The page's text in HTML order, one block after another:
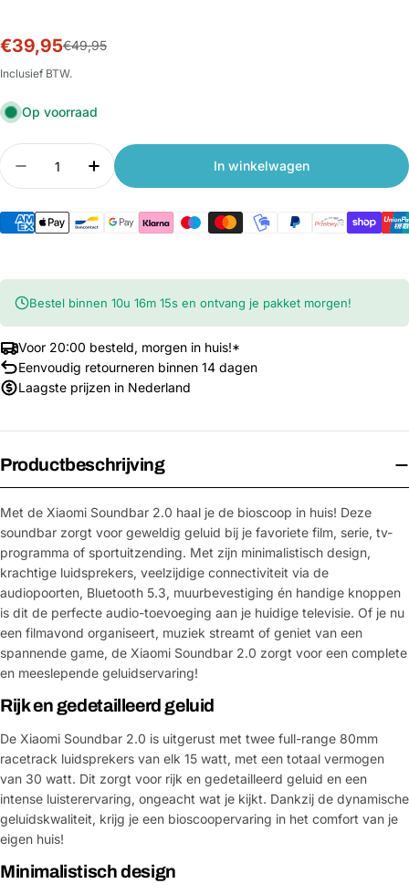
Sale
prijs
€39,95
Normale
prijs
€49,95
Inclusief BTW.
Op voorraad
Aantal
Aantal verlagen voor Xiaomi Soundbar 2.0
Aantal verhogen voor Xiaomi Soundbar
In winkelwagen
Bestel binnen 10u 16m 15s en ontvang je pakket morgen!
Voor 20:00 besteld, morgen in huis!*
Eenvoudig retourneren binnen 14 dagen
Laagste prijzen in Nederland
Productbeschrijving
Met de Xiaomi Soundbar 2.0 haal je de bioscoop in huis! Deze
soundbar zorgt voor geweldig geluid bij je favoriete film, serie, tv-
programma of sportuitzending. Met zijn minimalistisch design,
krachtige luidsprekers, veelzijdige connectiviteit via de
audiopoorten, Bluetooth 5.3, muurbevestiging én handige knoppen
is dit de perfecte audio-toevoeging aan je huidige televisie. Of je nu
een filmavond organiseert, muziek streamt of geniet van een
spannende game, de Xiaomi Soundbar 2.0 zorgt voor een complete
en meeslepende geluidservaring!
Rijk en gedetailleerd geluid
De Xiaomi Soundbar 2.0 is uitgerust met twee full-range 80mm
racetrack luidsprekers van elk 15 watt, met een totaal vermogen
van 30 watt. Dit zorgt voor rijk en gedetailleerd geluid en een
intense luisterervaring, ongeacht wat je kijkt. Dankzij de dynamische
geluidskwaliteit, krijg je een bioscoopervaring in het comfort van je
eigen huis!
Minimalistisch design